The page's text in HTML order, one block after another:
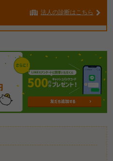
法人の診断はこちら